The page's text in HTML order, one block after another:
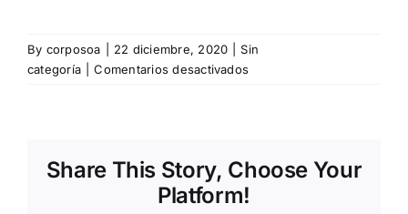
By corposoa 22 diciembre, 2020
Sin
categoría
Comentarios desactivadosen
y
Salud
Share This Story, Choose Your
Platform!